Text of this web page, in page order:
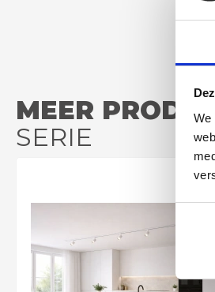
We
MEER
SERIE